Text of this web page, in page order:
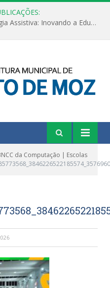
Inteligência Artificial e Tecnologia Assistiva: Inovando a Educação Especial e Inclusiva
da Computação | Escolas